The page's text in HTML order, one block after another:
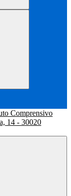
Comprensivo
14 - 30020